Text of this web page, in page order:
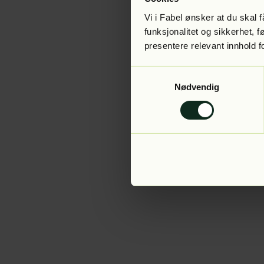
Vi i Fabel ønsker at du skal
funksjonalitet og sikkerhet,
presentere relevant innhold
Nødvendig
Application